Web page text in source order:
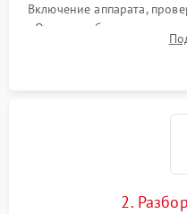
Включение аппарата,
Оценка работы помпы,
Измерение температуры
2.